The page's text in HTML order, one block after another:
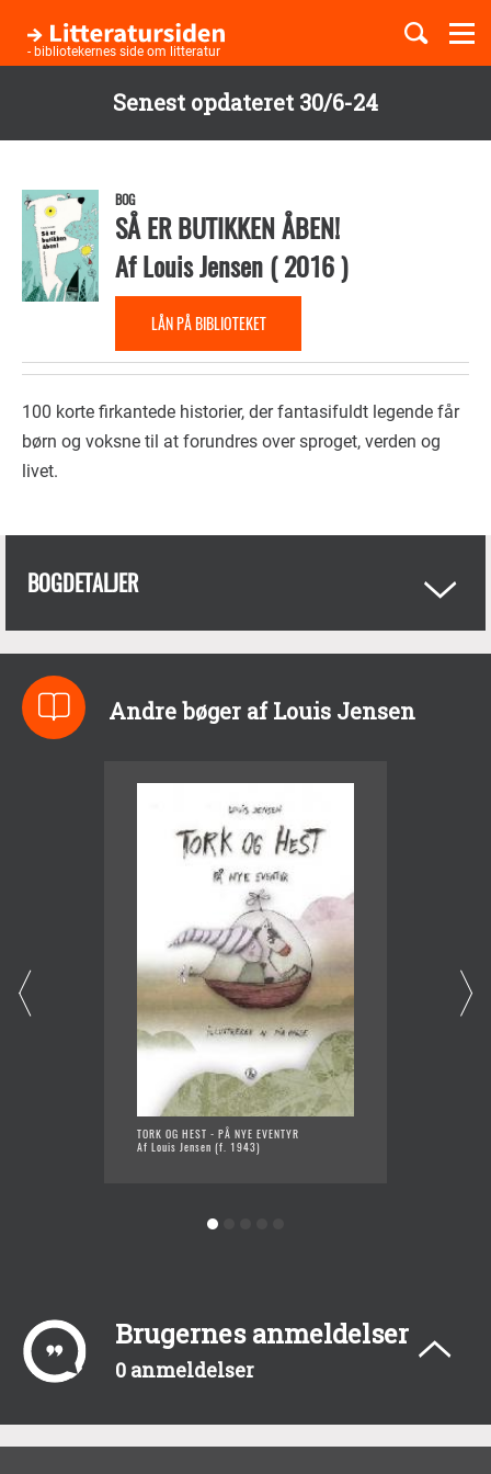
Senest opdateret 30/6-24
hovedindhold
- bibliotekernes side om litteratur
Børnebøger
Temaer
BOG
SÅ ER BUTIKKEN ÅBEN!
AfLouis Jensen(2016)
LÅN PÅ BIBLIOTEKET
100 korte firkantede historier, der fantasifuldt legende får
børn og voksne til at forundres over sproget, verden og
livet.
BOGDETALJER
Andre bøger af Louis Jensen
TORK OG HEST - PÅ NYE EVENTYR
Af Louis Jensen (f. 1943)
Brugernes anmeldelser
0 anmeldelser